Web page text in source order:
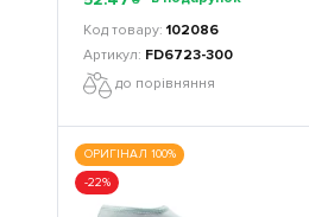
102086
FD6723-300
до порівняння
ОРИГІНАЛ 100%
-22%